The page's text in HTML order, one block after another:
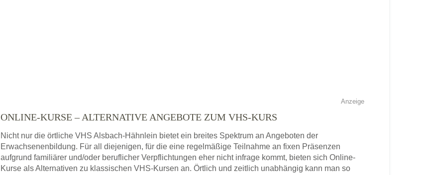
Anzeige
ONLINE-KURSE – ALTERNATIVE ANGEBOTE ZUM VHS-KURS
Nicht nur die örtliche VHS Alsbach-Hähnlein bietet ein breites Spektrum an Angeboten der
Erwachsenenbildung. Für all diejenigen, für die eine regelmäßige Teilnahme an fixen Präsenzen
aufgrund familiärer und/oder beruflicher Verpflichtungen eher nicht infrage kommt, bieten sich Online-
Kurse als Alternativen zu klassischen VHS-Kursen an. Örtlich und zeitlich unabhängig kann man so